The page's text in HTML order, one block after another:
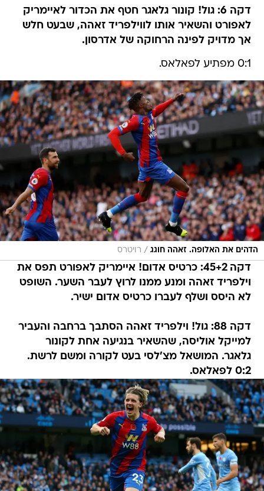
דקה 6: גול! קונור גלאגר חטף את הכדור לאיימריק
לאפורט והשאיר אותו לווילפריד זאהה, שבעט חלש
אך מדויק לפינה הרחוקה של אדרסון.
0:1 מפתיע לפאלאס.
הדהים את האלופה. זאהה חוגג / רויטרס
דקה 45+2: כרטיס אדום! איימריק לאפורט תפס את
וילפריד זאהה ומנע ממנו לרוץ לעבר השער. השופט
לא היסס ושלף לעברו כרטיס אדום ישיר.
דקה 88: גול! וילפריד זאהה הסתבך ברחבה והעביר
למייקל אוליסה, שהשאיר בנגיעה אחת לקונור
גלאגר. המושאל מצ'לסי בעט לקורה ומשם לרשת.
0:2 לפאלאס.